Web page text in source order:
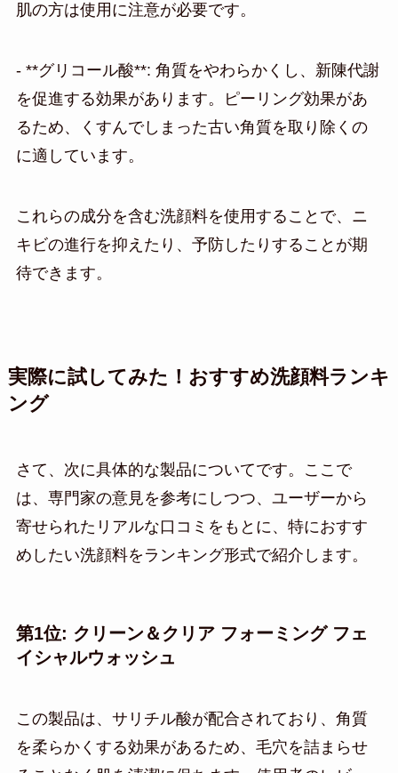
肌の方は使用に注意が必要です。
- **グリコール酸**: 角質をやわらかくし、新陳代謝
を促進する効果があります。ピーリング効果があ
るため、くすんでしまった古い角質を取り除くの
に適しています。
これらの成分を含む洗顔料を使用することで、ニ
キビの進行を抑えたり、予防したりすることが期
待できます。
実際に試してみた！おすすめ洗顔料ランキ
ング
さて、次に具体的な製品についてです。ここで
は、専門家の意見を参考にしつつ、ユーザーから
寄せられたリアルな口コミをもとに、特におすす
めしたい洗顔料をランキング形式で紹介します。
第1位: クリーン＆クリア フォーミング フェ
イシャルウォッシュ
この製品は、サリチル酸が配合されており、角質
を柔らかくする効果があるため、毛穴を詰まらせ